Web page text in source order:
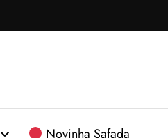
Novinha Safada